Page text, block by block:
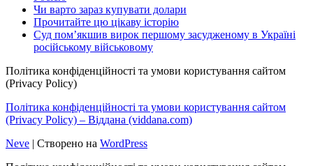
Чи варто зараз купувати долари
Прочитайте цю цікаву історію
Суд пом’якшив вирок першому засудженому в Україні
російському військовому
Політика конфіденційності та умови користування сайтом
(Privacy Policy)
Політика конфіденційності та умови користування сайтом
(Privacy Policy) – Віддана (viddana.com)
Neve | Створено на WordPress